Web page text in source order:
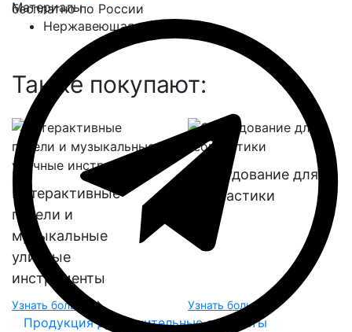
бесплатно по России
Материалы
Нержавеющая сталь
Также покупают:
Интерактивные
панели и
музыкальные
уличные
инструменты
Узнать больше
Оборудование для
геопластики
Узнать больше
Продукция Дополнительные элементы